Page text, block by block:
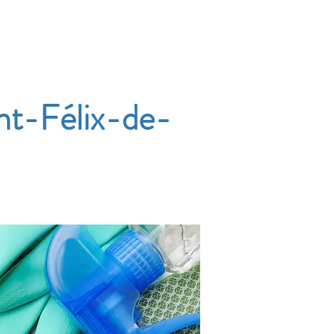
Félix-de-